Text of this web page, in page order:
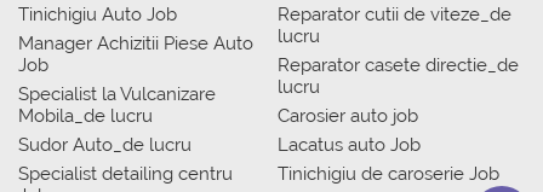
Tinichigiu Auto Job
Manager Achizitii Piese Auto
Job
Specialist la Vulcanizare
Mobila_de lucru
Sudor Auto_de lucru
Specialist detailing centru
Reparator cutii de viteze_de
lucru
Reparator casete directie_de
lucru
Carosier auto job
Lacatus auto Job
Tinichigiu de caroserie Job